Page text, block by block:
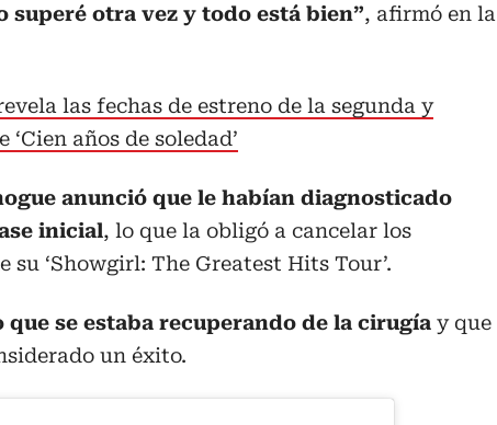
superé otra vez y todo está bien”, afirmó en la
las fechas de estreno de la segunda y
años de soledad’
anunció que le habían diagnosticado
inicial, lo que la obligó a cancelar los
su ‘Showgirl: The Greatest Hits Tour’.
que se estaba recuperando de la cirugía y que
un éxito.